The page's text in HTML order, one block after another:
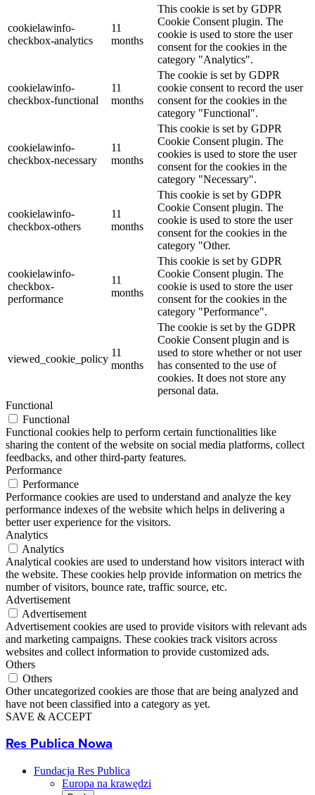
cookielawinfo-
checkbox-analytics
11
months
This cookie is set by GDPR
Cookie Consent plugin. The
cookie is used to store the user
consent for the cookies in the
category "Analytics".
cookielawinfo-
checkbox-functional
11
months
The cookie is set by GDPR
cookie consent to record the user
consent for the cookies in the
category "Functional".
cookielawinfo-
checkbox-necessary
11
months
This cookie is set by GDPR
Cookie Consent plugin. The
cookies is used to store the user
consent for the cookies in the
category "Necessary".
cookielawinfo-
checkbox-others
11
months
This cookie is set by GDPR
Cookie Consent plugin. The
cookie is used to store the user
consent for the cookies in the
category "Other.
cookielawinfo-
checkbox-
performance
11
months
This cookie is set by GDPR
Cookie Consent plugin. The
cookie is used to store the user
consent for the cookies in the
category "Performance".
viewed_cookie_policy
11
months
The cookie is set by the GDPR
Cookie Consent plugin and is
used to store whether or not user
has consented to the use of
cookies. It does not store any
personal data.
Functional
Functional
Functional cookies help to perform certain functionalities like
sharing the content of the website on social media platforms, collect
feedbacks, and other third-party features.
Performance
Performance
Performance cookies are used to understand and analyze the key
performance indexes of the website which helps in delivering a
better user experience for the visitors.
Analytics
Analytics
Analytical cookies are used to understand how visitors interact with
the website. These cookies help provide information on metrics the
number of visitors, bounce rate, traffic source, etc.
Advertisement
Advertisement
Advertisement cookies are used to provide visitors with relevant ads
and marketing campaigns. These cookies track visitors across
websites and collect information to provide customized ads.
Others
Others
Other uncategorized cookies are those that are being analyzed and
have not been classified into a category as yet.
SAVE & ACCEPT
Res Publica Nowa
Fundacja Res Publica
Europa na krawędzi